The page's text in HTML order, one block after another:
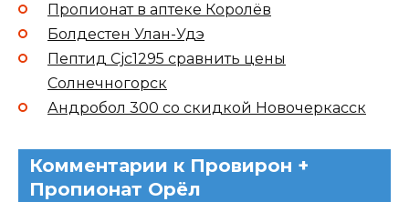
Пропионат в аптеке Королёв
Болдестен Улан-Удэ
Пептид Cjc1295 сравнить цены
Солнечногорск
Андробол 300 со скидкой Новочеркасск
Комментарии к Провирон +
Пропионат Орёл